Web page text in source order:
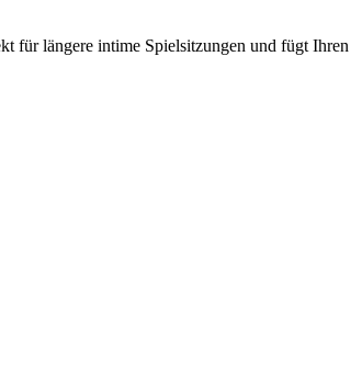
für längere intime Spielsitzungen und fügt